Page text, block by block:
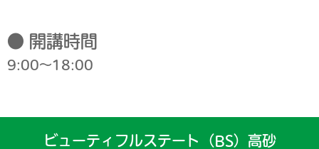
● 開講時間
9:00～18:00
ビューティフルステート（BS）高砂